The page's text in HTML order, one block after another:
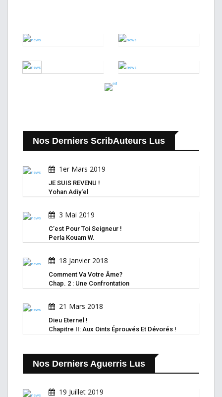
Nos Derniers ScribAuteurs Lus
1er Mars 2019
JE SUIS REVENU !
Yohan Adiy'el
3 Mai 2019
C’est Pour Toi Seigneur !
Perla Kouam W.
18 Janvier 2018
Comment Va Votre Âme?
Chap. 2 : Une Confrontation
21 Mars 2018
Dieu Eternel !
Chapitre II: Aux Oints Éprouvés Et Dévorés !
Nos Derniers Aguerris Lus
19 Juillet 2019